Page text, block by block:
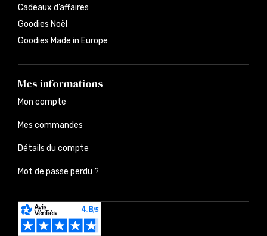
Cadeaux d’affaires
Goodies Noël
Goodies Made in Europe
Mes informations
Mon compte
Mes commandes
Détails du compte
Mot de passe perdu ?